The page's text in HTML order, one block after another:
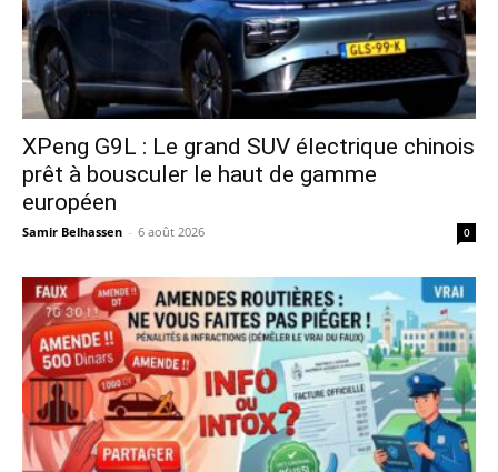
XPeng G9L : Le grand SUV électrique chinois
prêt à bousculer le haut de gamme
européen
Samir Belhassen - 6 août 2026 0